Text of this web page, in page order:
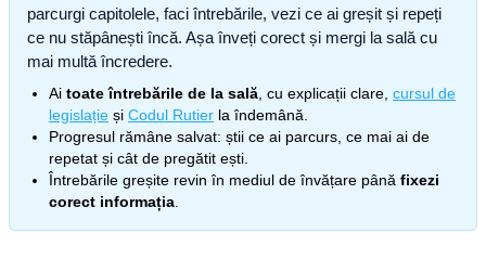
parcurgi capitolele, faci întrebările, vezi ce ai greșit și repeți
ce nu stăpânești încă. Așa înveți corect și mergi la sală cu
mai multă încredere.
Ai toate întrebările de la sală , cu explicații clare, cursul de
legislație și Codul Rutier la îndemână.
Progresul rămâne salvat: știi ce ai parcurs, ce mai ai de
repetat și cât de pregătit ești.
Întrebările greșite revin în mediul de învățare până fixezi
corect informația